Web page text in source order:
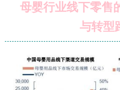
母婴行业线下零售
与转型